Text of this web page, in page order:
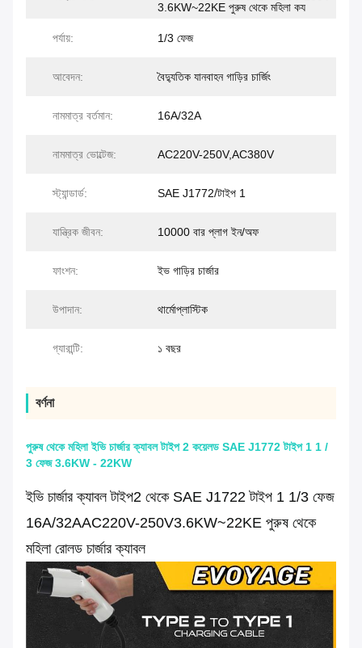
3.6KW~22KE পুরুষ থেকে মহিলা কয
পর্যায়: 1/3 ফেজ
আবেদন: বৈদ্যুতিক যানবাহন গাড়ির চার্জিং
নামমাত্র বর্তমান: 16A/32A
নামমাত্র ভোল্টেজ: AC220V-250V,AC380V
স্ট্যান্ডার্ড: SAE J1772/টাইপ 1
যান্ত্রিক জীবন: 10000 বার প্লাগ ইন/অফ
ফাংশন: ইভ গাড়ির চার্জার
উপাদান: থার্মোপ্লাস্টিক
গ্যারান্টি: ১ বছর
বর্ণনা
পুরুষ থেকে মহিলা ইভি চার্জার ক্যাবল টাইপ 2 কয়েলড SAE J1772 টাইপ 1 1 /
3 ফেজ 3.6KW - 22KW
ইভি চার্জার ক্যাবল টাইপ2 থেকে SAE J1722 টাইপ 1 1/3 ফেজ
16A/32AAC220V-250V3.6KW~22KE পুরুষ থেকে
মহিলা রোলড চার্জার ক্যাবল